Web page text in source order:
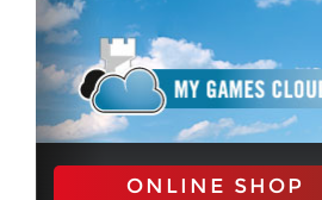
ONLINE SHOP